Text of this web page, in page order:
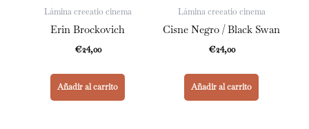
Lámina creeatio cinema
Erin Brockovich
€24,00
Añadir al carrito
Lámina creeatio cinema
Cisne Negro / Black Swan
€24,00
Añadir al carrito